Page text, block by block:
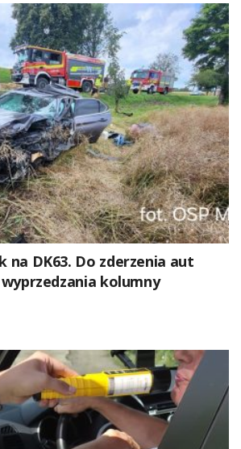
na DK63. Do zderzenia aut
wyprzedzania kolumny